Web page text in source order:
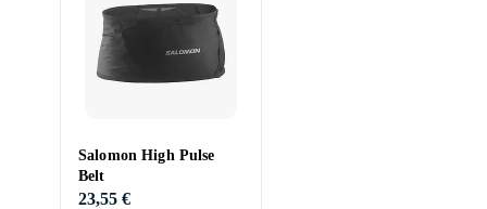
Salomon High Pulse
Belt
23,55 €